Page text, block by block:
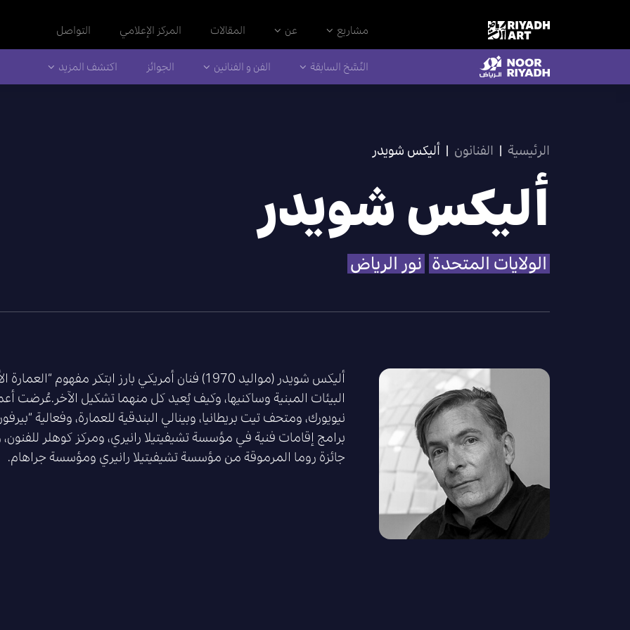
مشاريع عن المقالات المركز الإعلامي التواصل
النُسَّخ السابقة الفن و الفنانين الجوائز اكتشف المزيد
الرئيسية | الفنانون | أليكس شويدر
أليكس شويدر
الولايات المتحدة نور الرياض
أليكس شويدر (مواليد 1970) فنان أمريكي بارز ابتكر
البيئات المبنية وساكنيها، وكيف يُعيد كل منهما تشكيل
نيويورك، ومتحف تيت بريطانيا، وبينالي البندقية للعمارة، وفعالية
برامج إقامات فنية في مؤسسة تشيفيتيلا رانيري، ومركز كوهلر
جائزة روما المرموقة من مؤسسة تشيفيتيلا رانيري ومؤسسة جراهام.